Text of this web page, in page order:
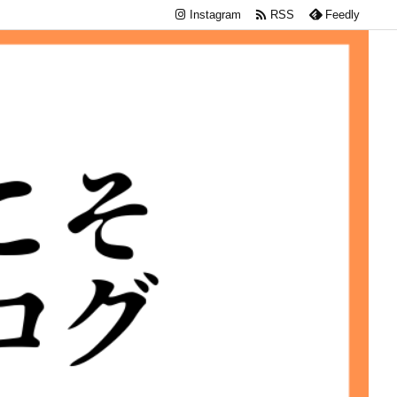
Instagram  RSS Feedly